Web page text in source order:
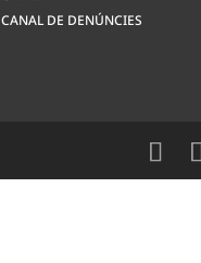
CANAL DE DENÚNCIES